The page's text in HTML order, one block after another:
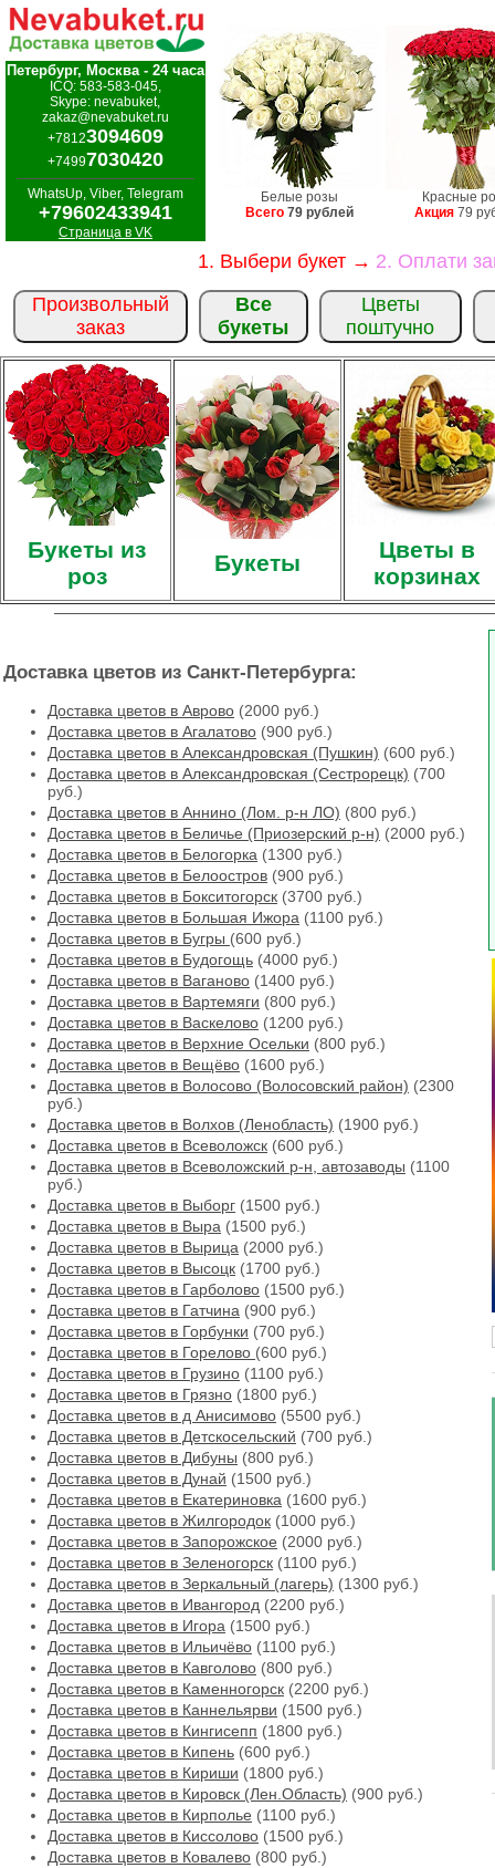
Петербург, Москва - 24 часа
ICQ: 583-583-045,
Skype: nevabuket,
zakaz@nevabuket.ru
+78123094609
+74997030420
WhatsUp, Viber, Telegram
+79602433941
Страница в VK
Белые розы
Всего 79 рублей
Красные
Акция 79
1. Выбери букет → 2. Оплати
Произвольный
заказ
Все
букеты
Цветы
поштучно
Букеты из
роз
Букеты
Цветы в
корзинах
Доставка цветов из Санкт-Петербурга:
Доставка цветов в Аврово (2000 руб.)
Доставка цветов в Агалатово (900 руб.)
Доставка цветов в Александровская (Пушкин) (600 руб.)
Доставка цветов в Александровская (Сестрорецк) (700
руб.)
Доставка цветов в Аннино (Лом. р-н ЛО) (800 руб.)
Доставка цветов в Беличье (Приозерский р-н) (2000 руб.)
Доставка цветов в Белогорка (1300 руб.)
Доставка цветов в Белоостров (900 руб.)
Доставка цветов в Бокситогорск (3700 руб.)
Доставка цветов в Большая Ижора (1100 руб.)
Доставка цветов в Бугры (600 руб.)
Доставка цветов в Будогощь (4000 руб.)
Доставка цветов в Ваганово (1400 руб.)
Доставка цветов в Вартемяги (800 руб.)
Доставка цветов в Васкелово (1200 руб.)
Доставка цветов в Верхние Осельки (800 руб.)
Доставка цветов в Вещёво (1600 руб.)
Доставка цветов в Волосово (Волосовский район) (2300
руб.)
Доставка цветов в Волхов (Ленобласть) (1900 руб.)
Доставка цветов в Всеволожск (600 руб.)
Доставка цветов в Всеволожский р-н, автозаводы (1100
руб.)
Доставка цветов в Выборг (1500 руб.)
Доставка цветов в Выра (1500 руб.)
Доставка цветов в Вырица (2000 руб.)
Доставка цветов в Высоцк (1700 руб.)
Доставка цветов в Гарболово (1500 руб.)
Доставка цветов в Гатчина (900 руб.)
Доставка цветов в Горбунки (700 руб.)
Доставка цветов в Горелово (600 руб.)
Доставка цветов в Грузино (1100 руб.)
Доставка цветов в Грязно (1800 руб.)
Доставка цветов в д Анисимово (5500 руб.)
Доставка цветов в Детскосельский (700 руб.)
Доставка цветов в Дибуны (800 руб.)
Доставка цветов в Дунай (1500 руб.)
Доставка цветов в Екатериновка (1600 руб.)
Доставка цветов в Жилгородок (1000 руб.)
Доставка цветов в Запорожское (2000 руб.)
Доставка цветов в Зеленогорск (1100 руб.)
Доставка цветов в Зеркальный (лагерь) (1300 руб.)
Доставка цветов в Ивангород (2200 руб.)
Доставка цветов в Игора (1500 руб.)
Доставка цветов в Ильичёво (1100 руб.)
Доставка цветов в Кавголово (800 руб.)
Доставка цветов в Каменногорск (2200 руб.)
Доставка цветов в Каннельярви (1500 руб.)
Доставка цветов в Кингисепп (1800 руб.)
Доставка цветов в Кипень (600 руб.)
Доставка цветов в Кириши (1800 руб.)
Доставка цветов в Кировск (Лен.Область) (900 руб.)
Доставка цветов в Кирполье (1100 руб.)
Доставка цветов в Киссолово (1500 руб.)
Доставка цветов в Ковалево (800 руб.)